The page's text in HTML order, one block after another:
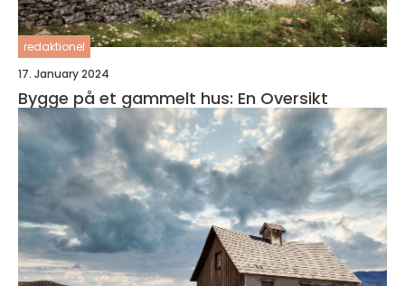
redaktionel
17. January 2024
Bygge på et gammelt hus: En Oversikt